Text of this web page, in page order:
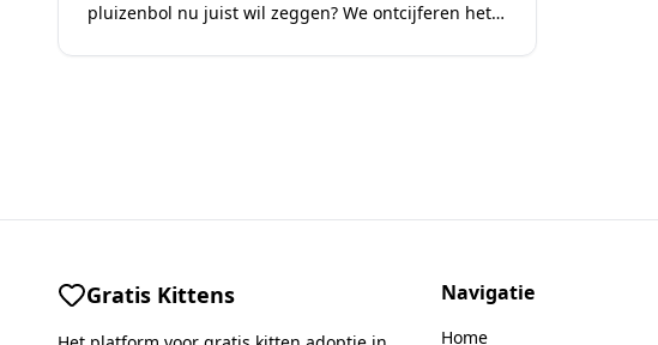
pluizenbol nu juist wil zeggen? We ontcijferen het
Gratis Kittens Navigatie
Home